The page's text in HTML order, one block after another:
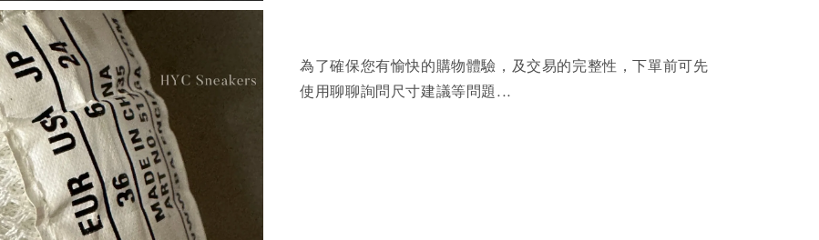
為了確保您有愉快的購物體驗，及交易的完整性，下單前可先
使用聊聊詢問尺寸建議等問題...